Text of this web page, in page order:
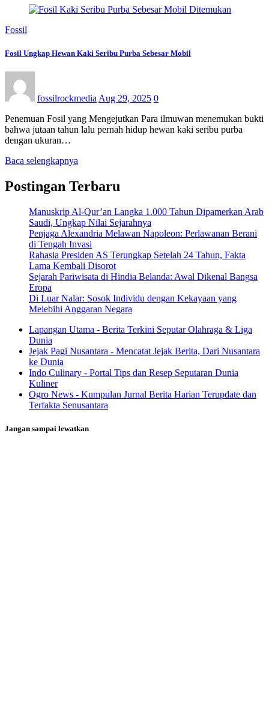
Fossil
Fosil Ungkap Hewan Kaki Seribu Purba Sebesar Mobil
fossilrockmedia Aug 29, 2025 0
Penemuan Fosil yang Mengejutkan Para ilmuwan menemukan bukti
bahwa jutaan tahun lalu pernah hidup hewan kaki seribu purba
dengan ukuran…
Baca selengkapnya
Postingan Terbaru
Manuskrip Al-Qur’an Langka 1.000 Tahun Dipamerkan Arab
Saudi, Ungkap Nilai Sejarahnya
Penjaga Alexandria Melawan Napoleon: Perlawanan Berani
di Tengah Invasi
Rahasia Presiden AS Terungkap Setelah 24 Tahun, Fakta
Lama Kembali Disorot
Sejarah Pariwisata di Hindia Belanda: Awal Dikenal Bangsa
Eropa
Di Luar Nalar: Sosok Individu dengan Kekayaan yang
Melebihi Anggaran Negara
Lapangan Utama - Berita Terkini Seputar Olahraga & Liga
Dunia
Jejak Pagi Nusantara - Mencatat Jejak Berita, Dari Nusantara
ke Dunia
Indo Culinary - Portal Tips dan Resep Seputaran Dunia
Kuliner
Ogro News - Kumpulan Jurnal Berita Harian Terupdate dan
Terfakta Senusantara
Jangan sampai lewatkan